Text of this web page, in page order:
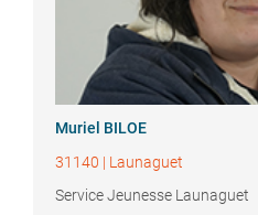
Muriel BILOE
31140 | Launaguet
Service Jeunesse Launaguet